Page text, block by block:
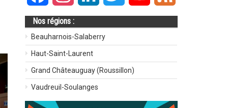
Nos régions :
Beauharnois-Salaberry
Haut-Saint-Laurent
Grand Châteauguay (Roussillon)
Vaudreuil-Soulanges